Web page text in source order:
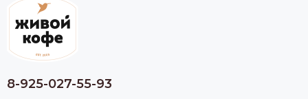
8-925-027-55-93